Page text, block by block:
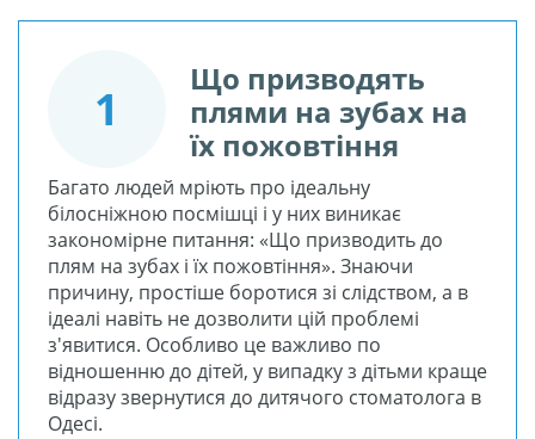
1
Що призводять
плями на зубах на
їх пожовтіння
Багато людей мріють про ідеальну
білосніжною посмішці і у них виникає
закономірне питання: «Що призводить до
плям на зубах і їх пожовтіння». Знаючи
причину, простіше боротися зі слідством, а в
ідеалі навіть не дозволити цій проблемі
з'явитися. Особливо це важливо по
відношенню до дітей, у випадку з дітьми краще
відразу звернутися до дитячого стоматолога в
Одесі.